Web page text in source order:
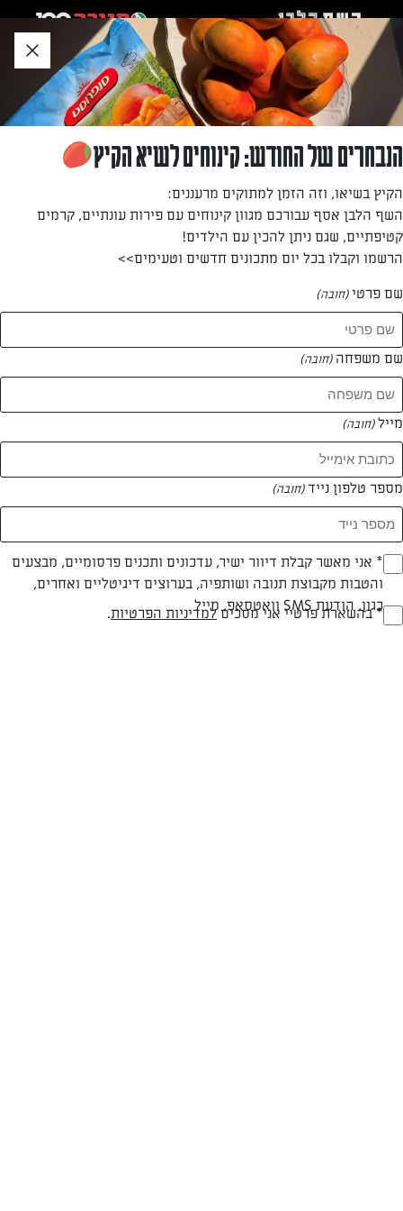
לאזור
תוכן
תחתון
חזרה לעמוד הבית
עורך השף נלבן
—
המתכונים של
1 מתכונים
ניוקי בגבינה כחולה, פטריות, מרווה ושמנת
הנבחרים של החודש: קינוחים לשיא הקיץ
הקיץ בשיאו, וזה הזמן למתוקים מרעננים:
השף הלבן אסף עבורכם מגוון קינוחים עם פירות עונתיים, קרמים
קטיפתיים, שגם ניתן להכין עם הילדים!
הרשמו וקבלו בכל יום מתכונים חדשים וטעימים>>
שם פרטי(חובה)
שם משפחה (חובה)
מייל(חובה)
מספר טלפון נייד(חובה)
Opt_In
(חובה)
* אני מאשר קבלת דיוור ישיר, עדכונים ותכנים פרסומיים, מבצעים
והטבות מקבוצת תנובה ושותפיה, בערוצים דיגיטליים ואחרים,
כגון, הודעת SMS וואטסאפ, מייל
RegulationsApproved
* בהשארת פרטיי אני מסכיםלמדיניות הפרטיות.